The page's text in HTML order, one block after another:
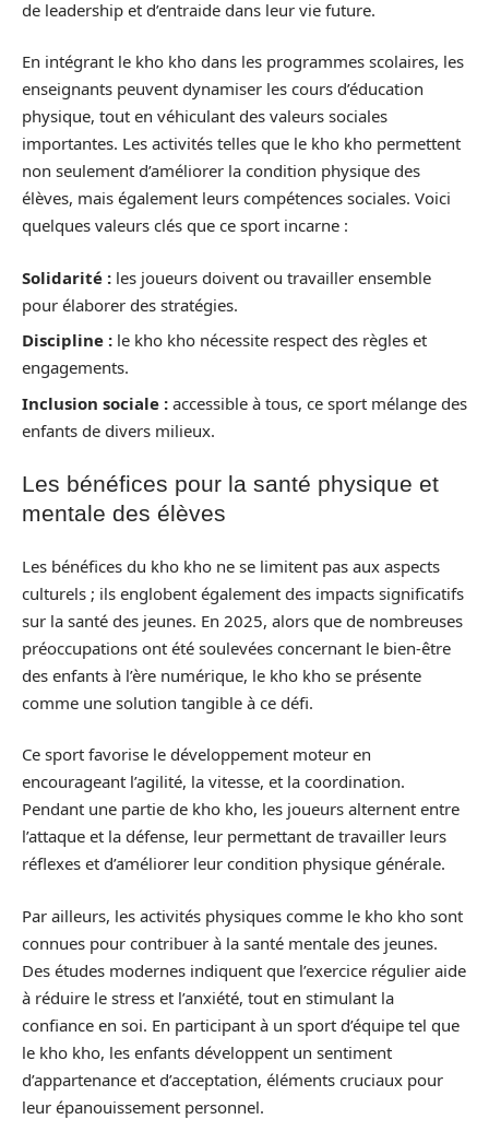
de leadership et d’entraide dans leur vie future.
En intégrant le kho kho dans les programmes scolaires, les
enseignants peuvent dynamiser les cours d’éducation
physique, tout en véhiculant des valeurs sociales
importantes. Les activités telles que le kho kho permettent
non seulement d’améliorer la condition physique des
élèves, mais également leurs compétences sociales. Voici
quelques valeurs clés que ce sport incarne :
Solidarité : les joueurs doivent ou travailler ensemble
pour élaborer des stratégies.
Discipline : le kho kho nécessite respect des règles et
engagements.
Inclusion sociale : accessible à tous, ce sport mélange des
enfants de divers milieux.
Les bénéfices pour la santé physique et
mentale des élèves
Les bénéfices du kho kho ne se limitent pas aux aspects
culturels ; ils englobent également des impacts significatifs
sur la santé des jeunes. En 2025, alors que de nombreuses
préoccupations ont été soulevées concernant le bien-être
des enfants à l’ère numérique, le kho kho se présente
comme une solution tangible à ce défi.
Ce sport favorise le développement moteur en
encourageant l’agilité, la vitesse, et la coordination.
Pendant une partie de kho kho, les joueurs alternent entre
l’attaque et la défense, leur permettant de travailler leurs
réflexes et d’améliorer leur condition physique générale.
Par ailleurs, les activités physiques comme le kho kho sont
connues pour contribuer à la santé mentale des jeunes.
Des études modernes indiquent que l’exercice régulier aide
à réduire le stress et l’anxiété, tout en stimulant la
confiance en soi. En participant à un sport d’équipe tel que
le kho kho, les enfants développent un sentiment
d’appartenance et d’acceptation, éléments cruciaux pour
leur épanouissement personnel.